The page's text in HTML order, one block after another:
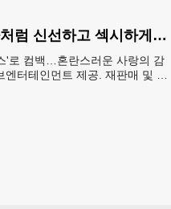
나우즈 "제로 콜라처럼 신선하고 섹시하게…이 갈고 준비"
'로 컴백…혼란스러운 사랑의 감
터테인먼트 제공. 재판매 및 DB